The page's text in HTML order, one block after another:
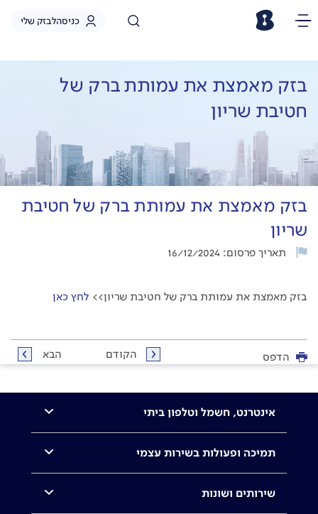
כניסהלבזק שלי
בזק מאמצת את עמותת ברק של
חטיבת שריון
בזק מאמצת את עמותת ברק של חטיבת
שריון
תאריך פרסום: 16/12/2024
בזק מאמצת את עמותת ברק של חטיבת שריון>> לחץ כאן
הדפס הקודם הבא
אינטרנט, חשמל וטלפון ביתי
תמיכה ופעולות בשירות עצמי
שירותים ושונות